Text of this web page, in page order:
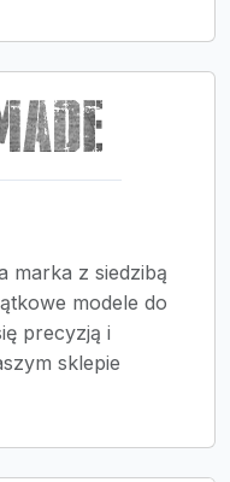
marka z siedzibą
modele do
precyzją i
sklepie